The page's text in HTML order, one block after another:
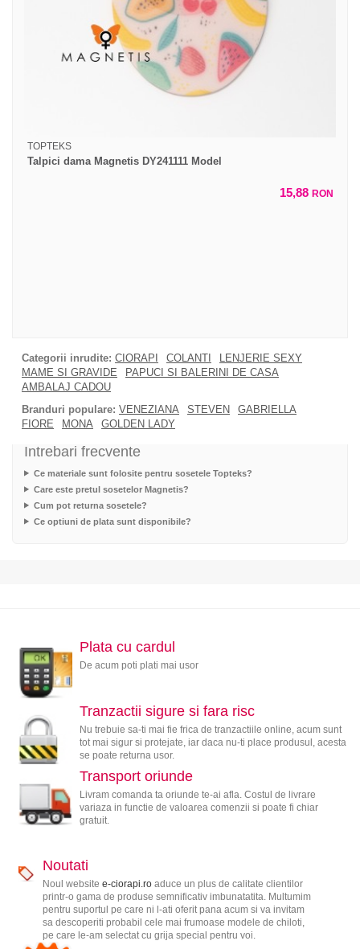
TOPTEKS
Talpici dama Magnetis DY241111 Model
15,88 RON
Categorii inrudite: CIORAPI COLANTI
LENJERIE SEXY
MAME SI GRAVIDE
PAPUCI SI BALERINI DE CASA
AMBALAJ CADOU
Branduri populare: VENEZIANA STEVEN
GABRIELLA
FIORE
MONA GOLDEN LADY
Intrebari frecvente
Ce materiale sunt folosite pentru sosetele Topteks?
Care este pretul sosetelor Magnetis?
Cum pot returna sosetele?
Ce optiuni de plata sunt disponibile?
Plata cu cardul
De acum poti plati mai usor
Tranzactii sigure si fara risc
Nu trebuie sa-ti mai fie frica de tranzactiile online, acum sunt
tot mai sigur si protejate, iar daca nu-ti place produsul, acesta
se poate returna usor.
Transport oriunde
Livram comanda ta oriunde te-ai afla. Costul de livrare
variaza in functie de valoarea comenzii si poate fi chiar
gratuit.
Noutati
Noul website e-ciorapi.roaduce un plus de calitate clientilor
printr-o gama de produse semnificativ imbunatatita. Multumim
pentru suportul pe care ni l-ati oferit pana acum si va invitam
sa descoperiti probabil cele mai frumoase modele de chiloti,
pe care le-am selectat cu grija special pentru voi.